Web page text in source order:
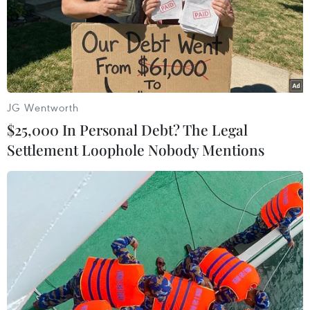
TIN LIÊN QUAN
JG Wentworth
$25,000 In Personal Debt? The Legal
Settlement Loophole Nobody Mentions